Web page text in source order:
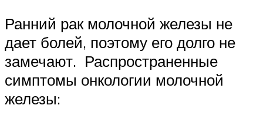
Ранний рак молочной железы не
дает болей, поэтому его долго не
замечают. Распространенные
симптомы онкологии молочной
железы: